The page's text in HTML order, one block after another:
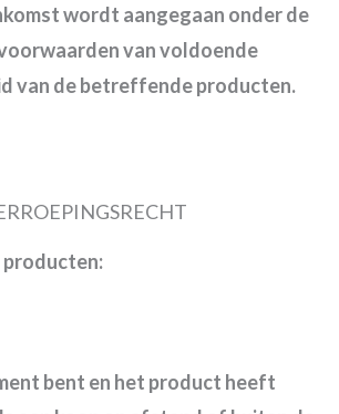
wordt aangegaan onder de
van voldoende
van de betreffende producten.
producten:
bent en het product heeft